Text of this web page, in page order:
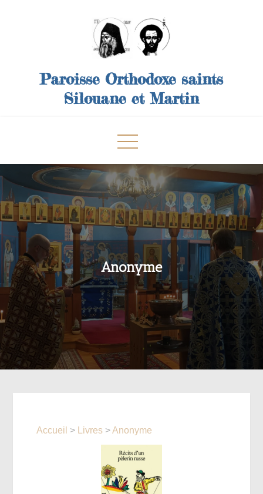
Paroisse Orthodoxe saints
Silouane et Martin
Anonyme
Accueil > Livres >Anonyme